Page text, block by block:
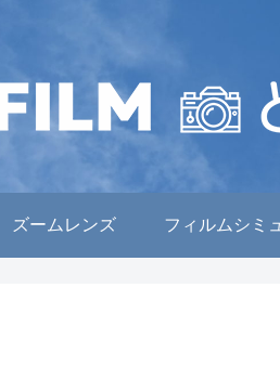
ズームレンズ フィルムシミ